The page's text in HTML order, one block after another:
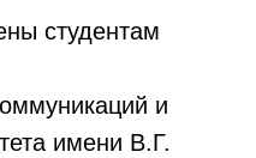
студентам
и
имени В.Г.